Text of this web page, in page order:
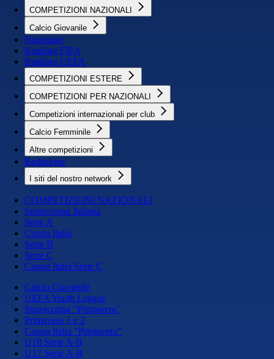
COMPETIZIONI NAZIONALI
Calcio Giovanile
Nazionale
Ranking FIFA
Ranking UEFA
COMPETIZIONI ESTERE
COMPETIZIONI PER NAZIONALI
Competizioni internazionali per club
Calcio Femminile
Altre competizioni
Redazione
I siti del nostro network
COMPETIZIONI NAZIONALI
Supercoppa Italiana
Serie A
Coppa Italia
Serie B
Serie C
Coppa Italia Serie C
Calcio Giovanile
UEFA Youth League
Supercoppa "Primavera"
Primavera 1 e 2
Coppa Italia "Primavera"
U18 Serie A-B
U17 Serie A-B